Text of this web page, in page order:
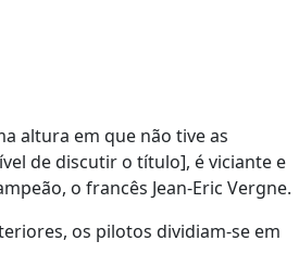
altura em que não tive as
de discutir o título], é viciante e
o francês Jean-Eric Vergne.
os pilotos dividiam-se em